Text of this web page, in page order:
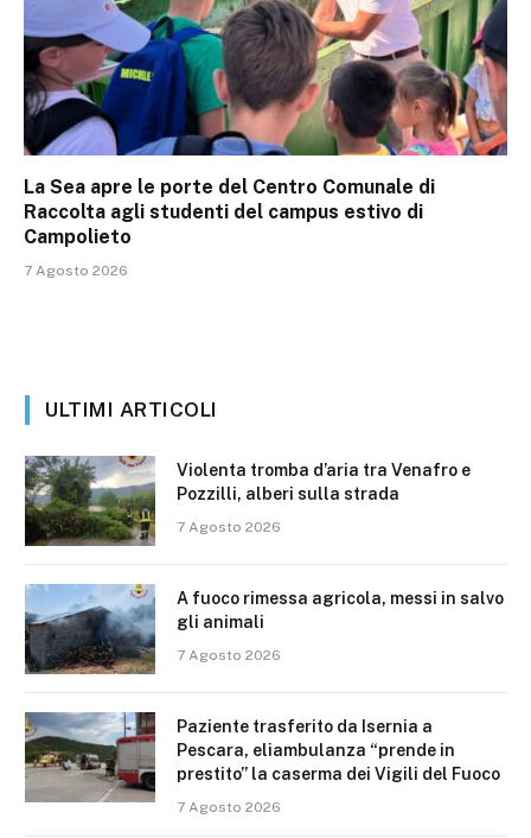
La Sea apre le porte del Centro Comunale di
Raccolta agli studenti del campus estivo di
Campolieto
7 Agosto 2026
ULTIMI ARTICOLI
Violenta tromba d’aria tra Venafro e
Pozzilli, alberi sulla strada
7 Agosto 2026
A fuoco rimessa agricola, messi in salvo
gli animali
7 Agosto 2026
Paziente trasferito da Isernia a
Pescara, eliambulanza “prende in
prestito” la caserma dei Vigili del Fuoco
7 Agosto 2026